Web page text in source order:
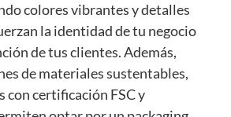
colores vibrantes y detalles
la identidad de tu negocio
de tus clientes. Además,
de materiales sustentables,
con certificación FSC y